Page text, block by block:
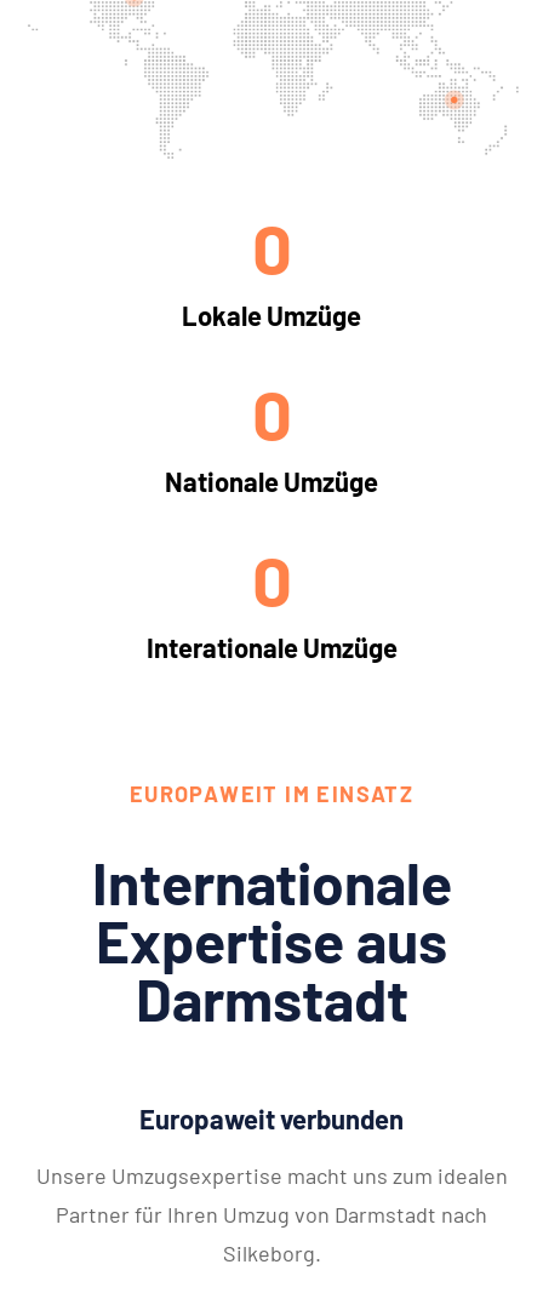
Lokale Umzüge
0
Nationale Umzüge
0
Interationale Umzüge
0
EUROPAWEIT IM EINSATZ
Internationale
Expertise aus
Darmstadt
Europaweit verbunden
Unsere Umzugsexpertise macht uns zum idealen
Partner für Ihren Umzug von Darmstadt nach
Silkeborg.